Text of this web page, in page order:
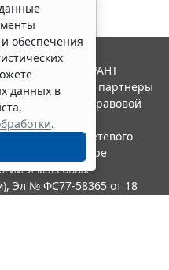
обеспечения
данных в
.
Система ГАРАНТ
"Гарант" и ее партнеры
ассоциации правовой
в качестве сетевого
надзору в сфере
и массовых
Эл № ФС77-58365 от 18